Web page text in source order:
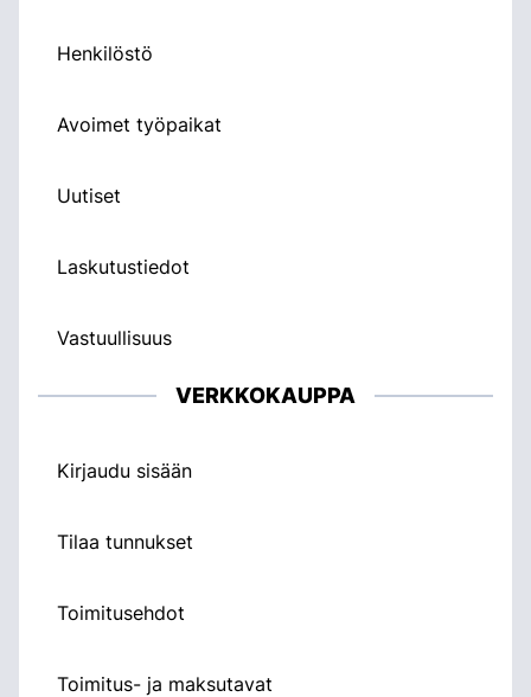
Henkilöstö
Avoimet työpaikat
Uutiset
Laskutustiedot
Vastuullisuus
VERKKOKAUPPA
Kirjaudu sisään
Tilaa tunnukset
Toimitusehdot
Toimitus- ja maksutavat